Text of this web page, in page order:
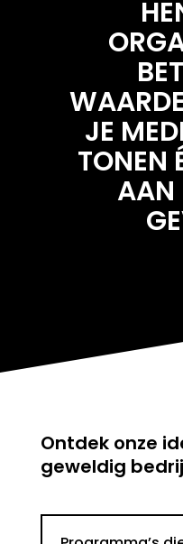
JE
TONEN
AAN
Ontdek onze
geweldig